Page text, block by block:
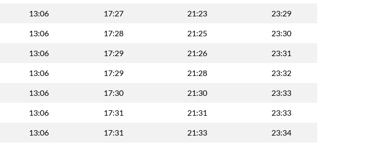
13:06 17:27 21:23 23:29
13:06 17:28 21:25 23:30
13:06 17:29 21:26 23:31
13:06 17:29 21:28 23:32
13:06 17:30 21:30 23:33
13:06 17:31 21:31 23:33
13:06 17:31 21:33 23:34